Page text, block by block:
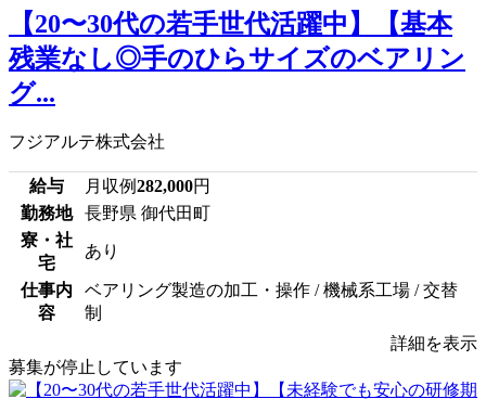
【20〜30代の若手世代活躍中】【基本
残業なし◎手のひらサイズのベアリン
グ...
フジアルテ株式会社
給与 月収例282,000円
勤務地
長野県 御代田町
寮・社
宅
あり
仕事内
容
ベアリング製造の加工・操作 / 機械系工場 / 交替
制
詳細を表示
募集が停止しています